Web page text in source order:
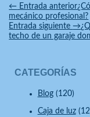
CATEGORÍAS
Blog(120)
Caja de luz
← Entrada anterior
mecánico profesional?
Entrada siguiente→
techo de un garaje